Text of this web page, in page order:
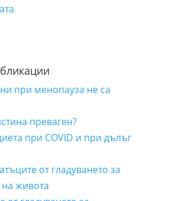
при менопауза не са
преваген?
при COVID и при дълъг
от гладуването за
живота